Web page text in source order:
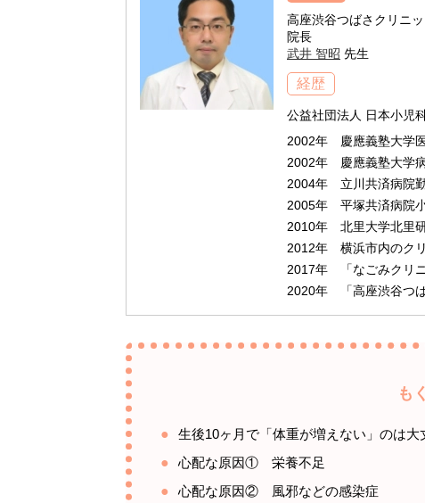
高座渋谷つばさクリニッ
院長
武井 智昭 先生
経歴
公益社団法人 日本小児
2002年 慶應義塾大学
2002年 慶應義塾大学
2004年 立川共済病院
2005年 平塚共済病院
2010年 北里大学北里
2012年 横浜市内のク
2017年 「なごみクリ
2020年 「高座渋谷つ
も
生後10ヶ月で「体重が増えない」のは大
心配な原因① 栄養不足
心配な原因② 風邪などの感染症